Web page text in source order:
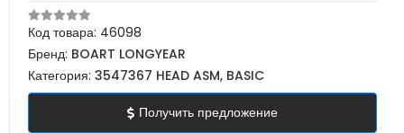
Код товара: 46098
Бренд: BOART LONGYEAR
Категория: 3547367 HEAD ASM, BASIC
Получить предложение